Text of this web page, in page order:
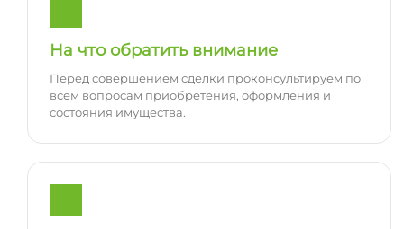
На что обратить внимание
Перед совершением сделки проконсультируем по
всем вопросам приобретения, оформления и
состояния имущества.